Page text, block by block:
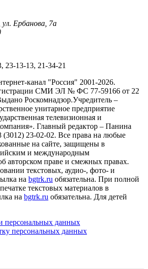
Ербанова, 7а
23-13-13, 21-34-21
канал "Россия" 2001-2026.
СМИ ЭЛ № ФС 77-59166 от 22
Роскомнадзор.Учредитель –
унитарное предприятие
телевизионная и
Главный редактор – Панина
(3012) 23-02-02. Все права на любые
на сайте, защищены в
и международным
авторском праве и смежных правах.
текстовых, аудио-, фото- и
на bgtrk.ru обязательна. При полной
текстовых материалов в
на bgtrk.ru обязательна. Для детей
персональных данных
персональных данных